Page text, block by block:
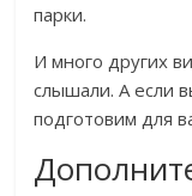
парки.
И много других
слышали. А если
подготовим для